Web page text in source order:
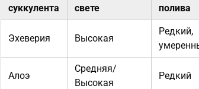
суккулента
свете
полива
Эхеверия Высокая
Редкий,
Алоэ
Средняя/
Высокая
Редкий